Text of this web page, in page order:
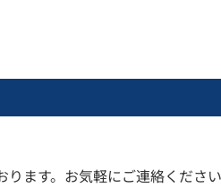
ます。お気軽にご連絡くださ